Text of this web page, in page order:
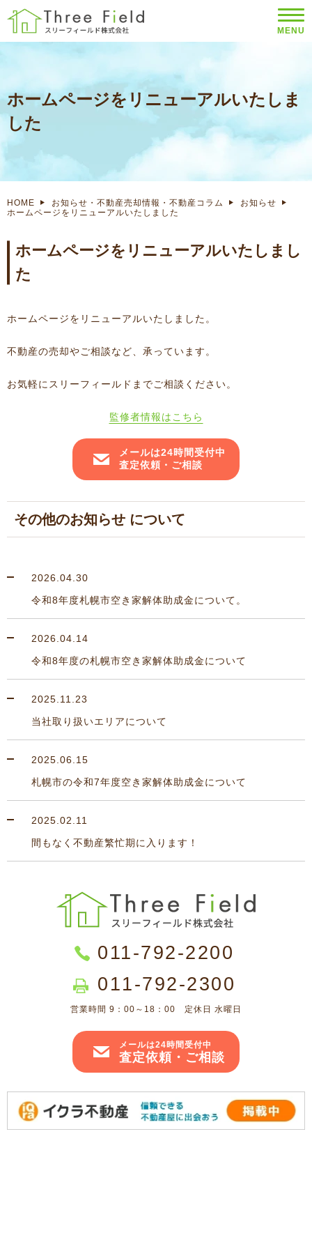
MENU
ホームページをリニューアルいたしま
した
HOME お知らせ・不動産売却情報・不動産コラム
お知らせ
ホームページをリニューアルいたしました
ホームページをリニューアルいたしまし
た
ホームページをリニューアルいたしました。
不動産の売却やご相談など、承っています。
お気軽にスリーフィールドまでご相談ください。
監修者情報はこちら
メールは24時間受付中
査定依頼・ご相談
その他のお知らせ について
2026.04.30
令和8年度札幌市空き家解体助成金について。
2026.04.14
令和8年度の札幌市空き家解体助成金について
2025.11.23
当社取り扱いエリアについて
2025.06.15
札幌市の令和7年度空き家解体助成金について
2025.02.11
間もなく不動産繁忙期に入ります！
011-792-2200
011-792-2300
営業時間 9：00～18：00 定休日 水曜日
メールは24時間受付中
査定依頼・ご相談